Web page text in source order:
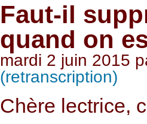
Faut-il
quand on
mardi 2 juin 2015
(retranscription)
Chère lectrice,